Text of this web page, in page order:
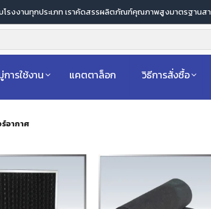
โรงงานทุกประเภท เราคัดสรรผลิตภัณฑ์คุณภาพสูงมาตรฐานส
ารใช้งาน แคตตาล็อก วิธีการสั่งซื้อ
อากาศ